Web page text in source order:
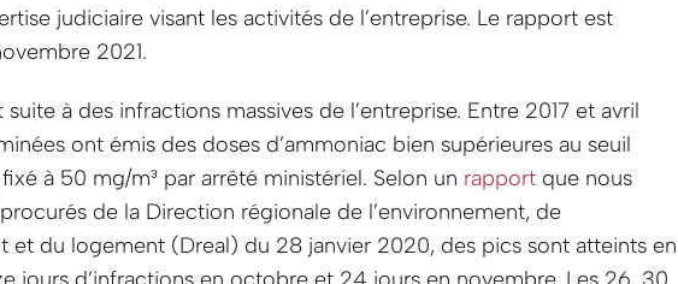
judiciaire visant les activités de l’entreprise. Le rapport est
2021.
à des infractions massives de l’entreprise. Entre 2017 et avril
ont émis des doses d’ammoniac bien supérieures au seuil
à 50 mg/m³ par arrêté ministériel. Selon un rapport que nous
de la Direction régionale de l’environnement, de
et du logement (Dreal) du 28 janvier 2020, des pics sont atteints en